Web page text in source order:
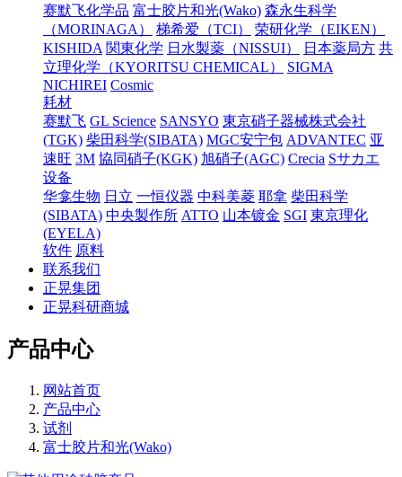
赛默飞化学品 富士胶片和光(Wako) 森永生科学
（MORINAGA）
梯希爱（TCI）
荣研化学（EIKEN）
KISHIDA 関東化学 日水製薬（NISSUI） 日本薬局方 共
立理化学（KYORITSU CHEMICAL）
SIGMA
NICHIREI Cosmic
耗材
赛默飞 GL Science SANSYO 東京硝子器械株式会社
(TGK) 柴田科学(SIBATA) MGC安宁包 ADVANTEC 亚
速旺 3M 協同硝子(KGK) 旭硝子(AGC) Crecia Sサカエ
设备
华龛生物 日立 一恒仪器 中科美菱 耶拿 柴田科学
(SIBATA) 中央製作所 ATTO 山本镀金 SGI 東京理化
(EYELA)
软件 原料
联系我们
正晃集团
正晃科研商城
产品中心
网站首页
产品中心
试剂
富士胶片和光(Wako)